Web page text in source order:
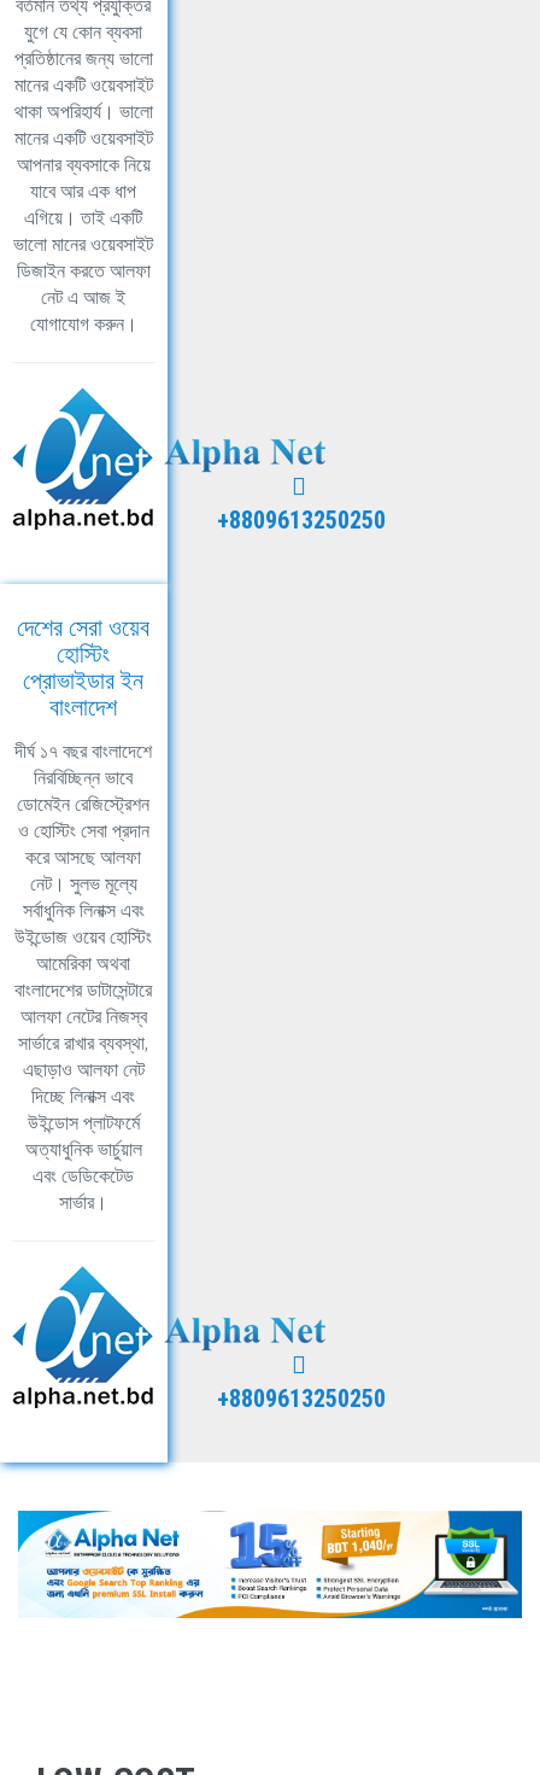
বর্তমান তথ্য প্রযুক্তির
যুগে যে কোন ব্যবসা
প্রতিষ্ঠানের জন্য ভালো
মানের একটি ওয়েবসাইট
থাকা অপরিহার্য। ভালো
মানের একটি ওয়েবসাইট
আপনার ব্যবসাকে নিয়ে
যাবে আর এক ধাপ
এগিয়ে। তাই একটি
ভালো মানের ওয়েবসাইট
ডিজাইন করতে আলফা
নেট এ আজ ই
যোগাযোগ করুন।
+8809613250250
দেশের সেরা ওয়েব
হোস্টিং
প্রোভাইডার ইন
বাংলাদেশ
দীর্ঘ ১৭ বছর বাংলাদেশে
নিরবিচ্ছিন্ন ভাবে
ডোমেইন রেজিস্ট্রেশন
ও হোস্টিং সেবা প্রদান
করে আসছে আলফা
নেট। সুলভ মূল্যে
সর্বাধুনিক লিনাক্স এবং
উইন্ডোজ ওয়েব হোস্টিং
আমেরিকা অথবা
বাংলাদেশের ডাটাসেন্টারে
আলফা নেটের নিজস্ব
সার্ভারে রাখার ব্যবস্থা,
এছাড়াও আলফা নেট
দিচ্ছে লিনাক্স এবং
উইন্ডোস প্লাটফর্মে
অত্যাধুনিক ভার্চুয়াল
এবং ডেডিকেটেড
সার্ভার।
+8809613250250